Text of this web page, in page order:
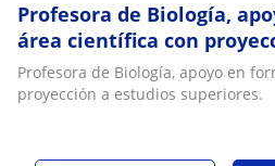
Profesora de Biología,
área científica con
superiores
Profesora de Biología, apoyo en
proyección a estudios superiores.